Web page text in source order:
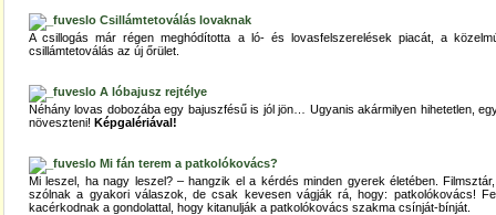
Csillámtetoválás lovaknak
A csillogás már régen meghódította a ló- és lovasfelszerelések piacát, a
csillámtetoválás az új őrület.
A lóbajusz rejtélye
Néhány lovas dobozába egy bajuszfésű is jól jön… Ugyanis akármilyen hihetetlen,
növeszteni! Képgalériával!
Mi fán terem a patkolókovács?
Mi leszel, ha nagy leszel? – hangzik el a kérdés minden gyerek életében.
szólnak a gyakori válaszok, de csak kevesen vágják rá, hogy: patkolókovács!
kacérkodnak a gondolattal, hogy kitanulják a patkolókovács szakma csínját-bínját.